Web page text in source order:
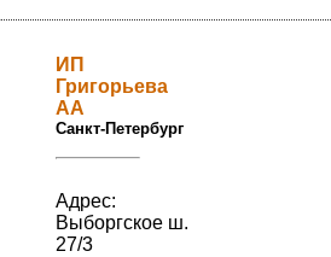
ИП
Григорьева
АА
Санкт-Петербург
Адрес:
Выборгское ш.
27/3